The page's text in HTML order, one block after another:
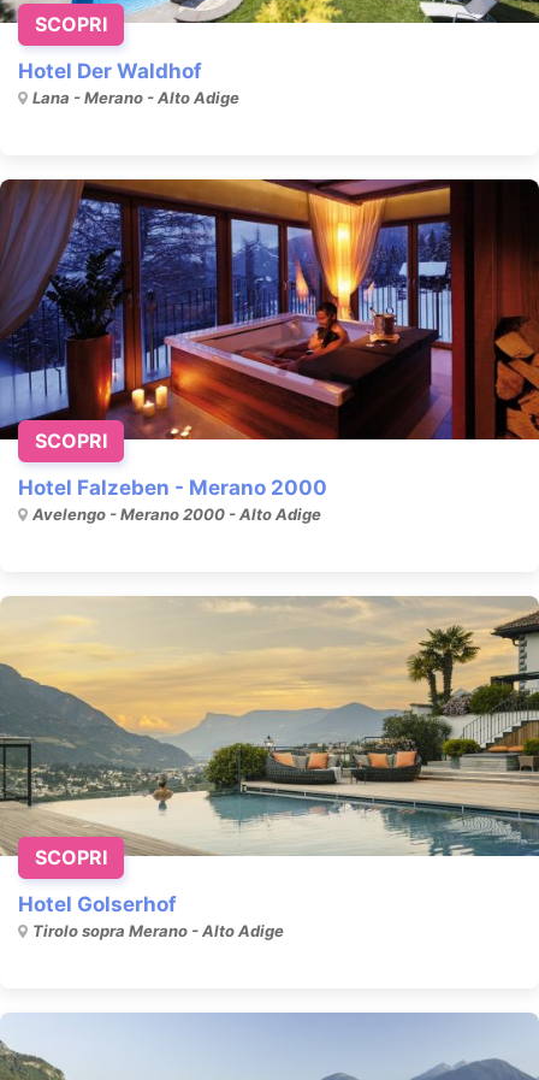
Hotel Der Waldhof
Lana - Merano - Alto Adige
SCOPRI
Hotel Falzeben - Merano 2000
Avelengo - Merano 2000 - Alto Adige
SCOPRI
Hotel Golserhof
Tirolo sopra Merano - Alto Adige
SCOPRI